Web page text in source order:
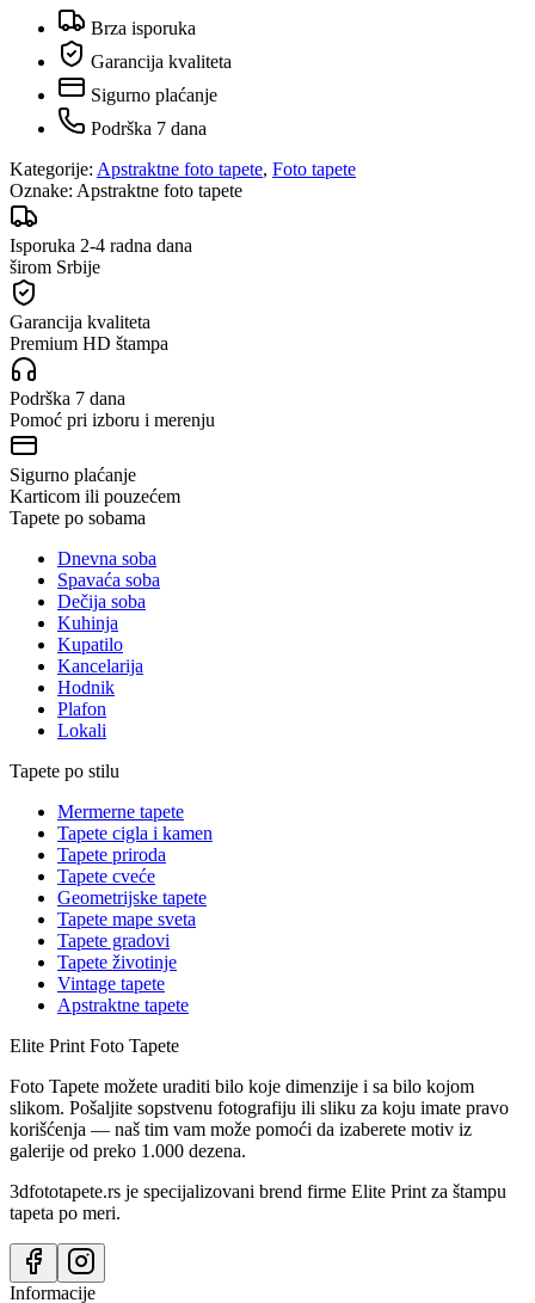
Brza isporuka
Garancija kvaliteta
Sigurno plaćanje
Podrška 7 dana
Kategorije: Apstraktne foto tapete, Foto tapete
Oznake: Apstraktne foto tapete
Isporuka 2-4 radna dana
širom Srbije
Garancija kvaliteta
Premium HD štampa
Podrška 7 dana
Pomoć pri izboru i merenju
Sigurno plaćanje
Karticom ili pouzećem
Tapete po sobama
Dnevna soba
Spavaća soba
Dečija soba
Kuhinja
Kupatilo
Kancelarija
Hodnik
Plafon
Lokali
Tapete po stilu
Mermerne tapete
Tapete cigla i kamen
Tapete priroda
Tapete cveće
Geometrijske tapete
Tapete mape sveta
Tapete gradovi
Tapete životinje
Vintage tapete
Apstraktne tapete
Elite Print Foto Tapete
Foto Tapete možete uraditi bilo koje dimenzije i sa bilo kojom
slikom. Pošaljite sopstvenu fotografiju ili sliku za koju imate pravo
korišćenja — naš tim vam može pomoći da izaberete motiv iz
galerije od preko 1.000 dezena.
3dfototapete.rs je specijalizovani brend firme Elite Print za štampu
tapeta po meri.
Informacije